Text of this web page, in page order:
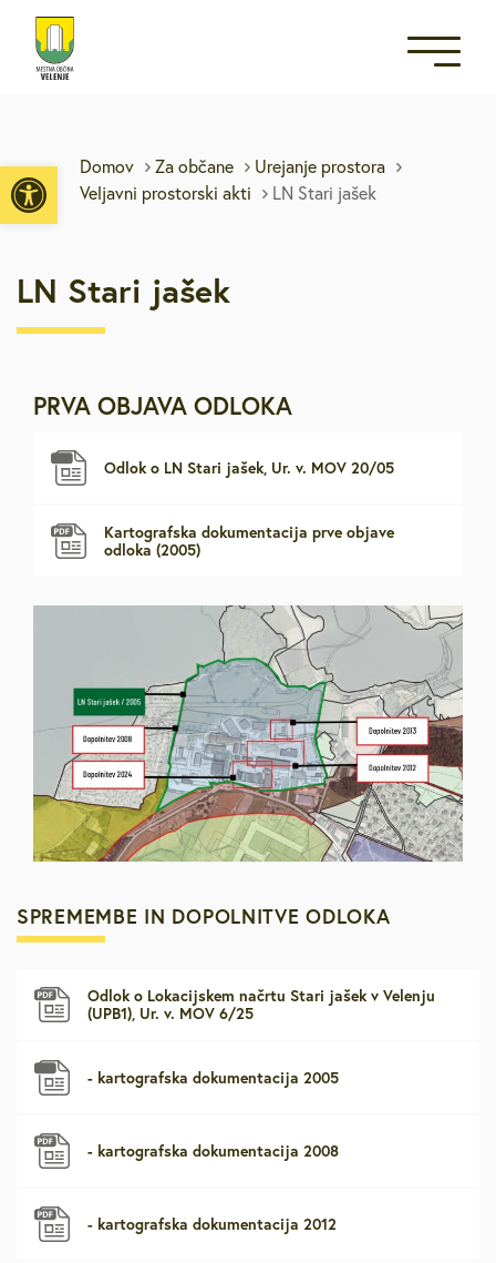
Open toolbar
Domov Za občane
Urejanje prostora
Veljavni prostorski akti
LN Stari jašek
LN Stari jašek
PRVA OBJAVA ODLOKA
Odlok o LN Stari jašek, Ur. v. MOV 20/05
Kartografska dokumentacija prve objave
odloka (2005)
SPREMEMBE IN DOPOLNITVE ODLOKA
Odlok o Lokacijskem načrtu Stari jašek v Velenju
(UPB1), Ur. v. MOV 6/25
- kartografska dokumentacija 2005
- kartografska dokumentacija 2008
- kartografska dokumentacija 2012